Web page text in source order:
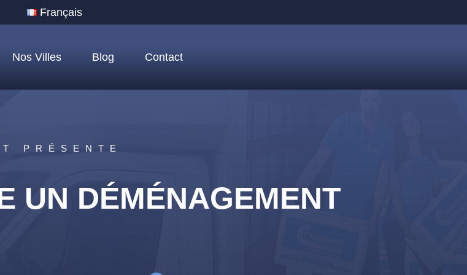
Français
Nos Villes Blog Contact
PRÉSENTE
UN DÉMÉNAGEMENT